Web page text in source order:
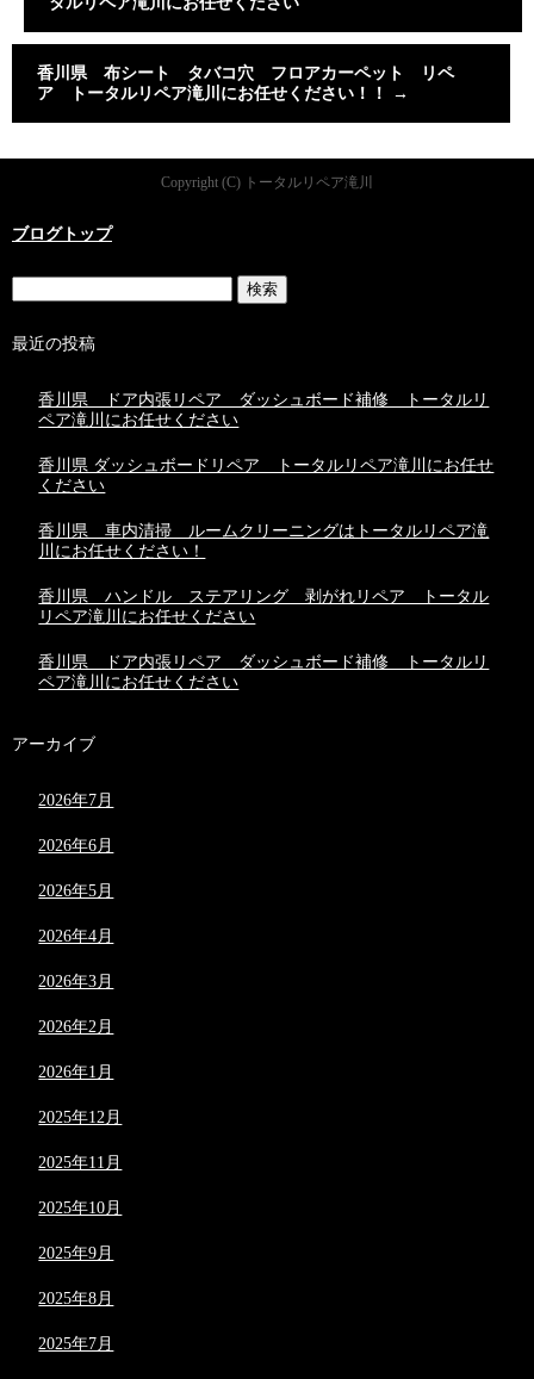
香川県 布シート タバコ穴 フロアカーペット リペ
ア トータルリペア滝川にお任せください！！
→
Copyright (C) トータルリペア滝川
ブログトップ
最近の投稿
香川県 ドア内張リペア ダッシュボード補修 トータルリ
ペア滝川にお任せください
香川県 ダッシュボードリペア トータルリペア滝川にお任せ
ください
香川県 車内清掃 ルームクリーニングはトータルリペア滝
川にお任せください！
香川県 ハンドル ステアリング 剥がれリペア トータル
リペア滝川にお任せください
香川県 ドア内張リペア ダッシュボード補修 トータルリ
ペア滝川にお任せください
アーカイブ
2026年7月
2026年6月
2026年5月
2026年4月
2026年3月
2026年2月
2026年1月
2025年12月
2025年11月
2025年10月
2025年9月
2025年8月
2025年7月